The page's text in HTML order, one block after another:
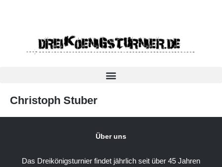
Christoph Stuber
Über uns
Das Dreikönigsturnier findet jährlich seit über 45 Jahren